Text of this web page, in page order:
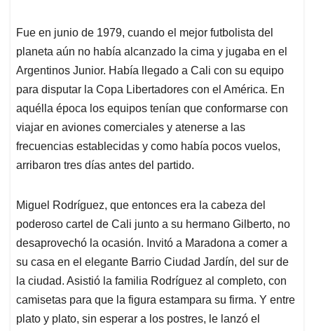
Fue en junio de 1979, cuando el mejor futbolista del
planeta aún no había alcanzado la cima y jugaba en el
Argentinos Junior. Había llegado a Cali con su equipo
para disputar la Copa Libertadores con el América. En
aquélla época los equipos tenían que conformarse con
viajar en aviones comerciales y atenerse a las
frecuencias establecidas y como había pocos vuelos,
arribaron tres días antes del partido.
Miguel Rodríguez, que entonces era la cabeza del
poderoso cartel de Cali junto a su hermano Gilberto, no
desaprovechó la ocasión. Invitó a Maradona a comer a
su casa en el elegante Barrio Ciudad Jardín, del sur de
la ciudad. Asistió la familia Rodríguez al completo, con
camisetas para que la figura estampara su firma. Y entre
plato y plato, sin esperar a los postres, le lanzó el